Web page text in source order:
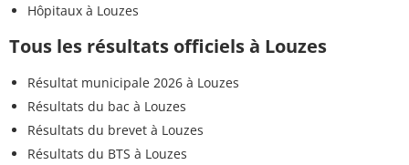
Hôpitaux à Louzes
Tous les résultats officiels à Louzes
Résultat municipale 2026 à Louzes
Résultats du bac à Louzes
Résultats du brevet à Louzes
Résultats du BTS à Louzes